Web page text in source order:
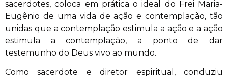
sacerdotes, coloca em prática o ideal do Frei Maria-
Eugênio de uma vida de ação e contemplação, tão
unidas que a contemplação estimula a ação e a ação
estimula a contemplação, a ponto de dar
testemunho do Deus vivo ao mundo.
Como sacerdote e diretor espiritual, conduziu